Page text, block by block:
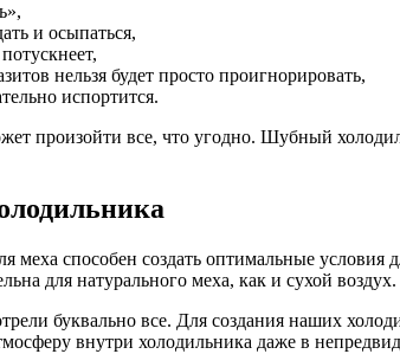
и осыпаться,
нельзя будет просто проигнорировать,
испортится.
произойти все, что угодно. Шубный
меха способен создать оптимальные
для натурального меха, как и сухой воздух.
буквально все. Для создания наших
внутри холодильника даже в